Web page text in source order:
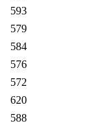
593
579
584
576
572
620
588